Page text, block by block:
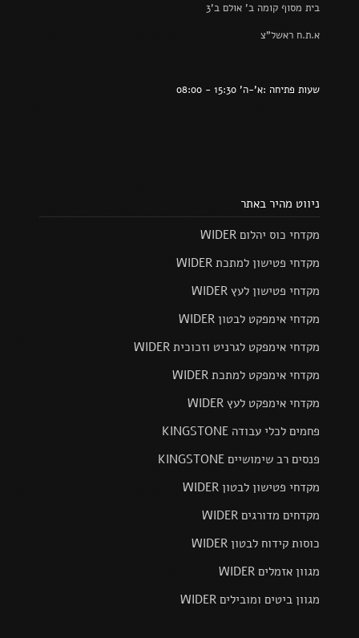
בית מסוף קומה ב' אולם ב'3
א.ת.ח ראשל"צ
שעות פתיחה :א'-ה' 15:30 - 08:00
ניווט מהיר באתר
מקדחי כוס יהלום WIDER
מקדחי פטישון למתכת WIDER
מקדחי פטישון לעץ WIDER
מקדחי אימפקט לבטון WIDER
מקדחי אימפקט לגרניט וזכוכית WIDER
מקדחי אימפקט למתכת WIDER
מקדחי אימפקט לעץ WIDER
פחמים לכלי עבודה KINGSTONE
פנסים רב שימושיים KINGSTONE
מקדחי פטישון לבטון WIDER
מקדחים מדורגים WIDER
כוסות קידוח לבטון WIDER
מגוון אזמלים WIDER
מגוון ביטים ומובילים WIDER